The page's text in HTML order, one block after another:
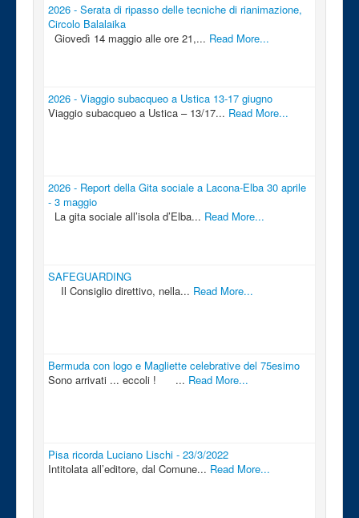
2026 - Serata di ripasso delle tecniche di rianimazione,
Circolo Balalaika
Giovedì 14 maggio alle ore 21,... Read More...
2026 - Viaggio subacqueo a Ustica 13-17 giugno
Viaggio subacqueo a Ustica – 13/17... Read More...
2026 - Report della Gita sociale a Lacona-Elba 30 aprile
- 3 maggio
La gita sociale all’isola d’Elba... Read More...
SAFEGUARDING
Il Consiglio direttivo, nella... Read More...
Bermuda con logo e Magliette celebrative del 75esimo
Sono arrivati ... eccoli ! ... Read More...
Pisa ricorda Luciano Lischi - 23/3/2022
Intitolata all’editore, dal Comune... Read More...